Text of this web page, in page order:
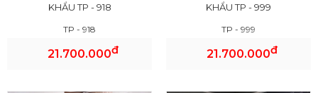
KHẨU TP - 918
TP - 918
21.700.000đ
KHẨU TP - 999
TP - 999
21.700.000đ